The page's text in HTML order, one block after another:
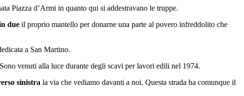
Piazza d’Armi in quanto qui si addestravano le truppe.
due il proprio mantello per donarne una parte al povero infreddolito che
a San Martino.
venuti alla luce durante degli scavi per lavori edili nel 1974.
sinistra la via che vediamo davanti a noi. Questa strada ha comunque il